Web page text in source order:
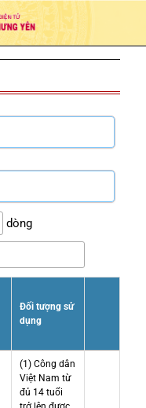
dòng
Đối tượng sử
dụng
(1) Công dân
Việt Nam từ
đủ 14 tuổi